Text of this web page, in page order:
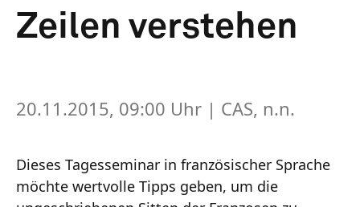
Zeilen verstehen
20.11.2015, 09:00 Uhr | CAS, n.n.
Dieses Tagesseminar in französischer Sprache
möchte wertvolle Tipps geben, um die